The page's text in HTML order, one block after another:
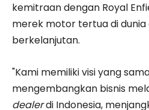
kemitraan dengan Royal
merek motor tertua di
berkelanjutan.
"Kami memiliki visi yang
mengembangkan bisnis
dealerdi Indonesia,